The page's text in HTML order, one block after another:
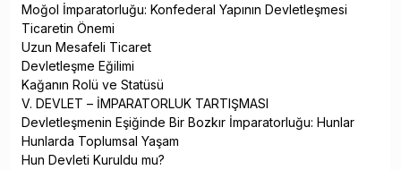
Moğol İmparatorluğu: Konfederal Yapının Devletleşmesi
Ticaretin Önemi
Uzun Mesafeli Ticaret
Devletleşme Eğilimi
Kağanın Rolü ve Statüsü
V. DEVLET – İMPARATORLUK TARTIŞMASI
Devletleşmenin Eşiğinde Bir Bozkır İmparatorluğu: Hunlar
Hunlarda Toplumsal Yaşam
Hun Devleti Kuruldu mu?